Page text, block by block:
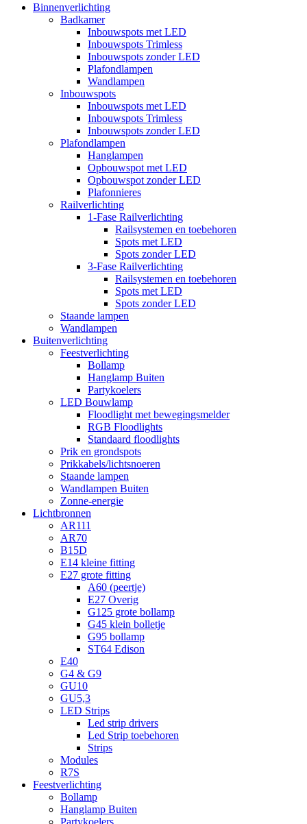
Binnenverlichting
Badkamer
Inbouwspots met LED
Inbouwspots Trimless
Inbouwspots zonder LED
Plafondlampen
Wandlampen
Inbouwspots
Inbouwspots met LED
Inbouwspots Trimless
Inbouwspots zonder LED
Plafondlampen
Hanglampen
Opbouwspot met LED
Opbouwspot zonder LED
Plafonnieres
Railverlichting
1-Fase Railverlichting
Railsystemen en toebehoren
Spots met LED
Spots zonder LED
3-Fase Railverlichting
Railsystemen en toebehoren
Spots met LED
Spots zonder LED
Staande lampen
Wandlampen
Buitenverlichting
Feestverlichting
Bollamp
Hanglamp Buiten
Partykoelers
LED Bouwlamp
Floodlight met bewegingsmelder
RGB Floodlights
Standaard floodlights
Prik en grondspots
Prikkabels/lichtsnoeren
Staande lampen
Wandlampen Buiten
Zonne-energie
Lichtbronnen
AR111
AR70
B15D
E14 kleine fitting
E27 grote fitting
A60 (peertje)
E27 Overig
G125 grote bollamp
G45 klein bolletje
G95 bollamp
ST64 Edison
E40
G4 & G9
GU10
GU5,3
LED Strips
Led strip drivers
Led Strip toebehoren
Strips
Modules
R7S
Feestverlichting
Bollamp
Hanglamp Buiten
Partykoelers